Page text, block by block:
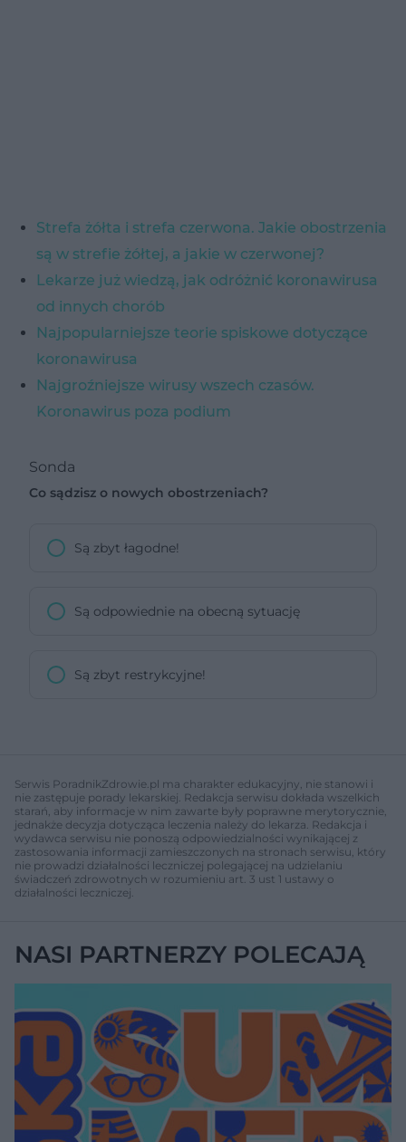
Strefa żółta i strefa czerwona. Jakie obostrzenia
są w strefie żółtej, a jakie w czerwonej?
Lekarze już wiedzą, jak odróżnić koronawirusa
od innych chorób
Najpopularniejsze teorie spiskowe dotyczące
koronawirusa
Najgroźniejsze wirusy wszech czasów.
Koronawirus poza podium
Sonda
Co sądzisz o nowych obostrzeniach?
Są zbyt łagodne!
Są odpowiednie na obecną sytuację
Są zbyt restrykcyjne!
Serwis PoradnikZdrowie.pl ma charakter edukacyjny, nie stanowi i
nie zastępuje porady lekarskiej. Redakcja serwisu dokłada wszelkich
starań, aby informacje w nim zawarte były poprawne merytorycznie,
jednakże decyzja dotycząca leczenia należy do lekarza. Redakcja i
wydawca serwisu nie ponoszą odpowiedzialności wynikającej z
zastosowania informacji zamieszczonych na stronach serwisu, który
nie prowadzi działalności leczniczej polegającej na udzielaniu
świadczeń zdrowotnych w rozumieniu art. 3 ust 1 ustawy o
działalności leczniczej.
NASI PARTNERZY POLECAJĄ